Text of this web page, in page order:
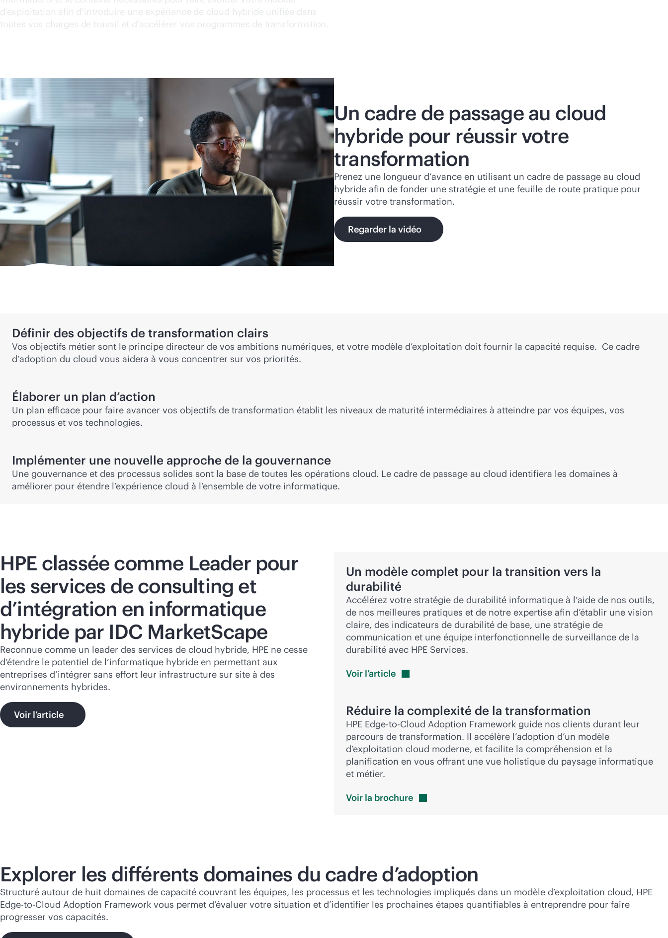
d’exploitation afin d’introduire une expérience de cloud hybride unifiée dans
toutes vos charges de travail et d’accélérer vos programmes de transformation.
Un cadre de passage au cloud
hybride pour réussir votre
transformation
Prenez une longueur d’avance en utilisant un cadre de passage au cloud
hybride afin de fonder une stratégie et une feuille de route pratique pour
réussir votre transformation.
Regarder la vidéo
Définir des objectifs de transformation clairs
Vos objectifs métier sont le principe directeur de vos ambitions numériques, et votre modèle d’exploitation doit fournir la capacité requise. Ce cadre
d’adoption du cloud vous aidera à vous concentrer sur vos priorités.
Élaborer un plan d’action
Un plan efficace pour faire avancer vos objectifs de transformation établit les niveaux de maturité intermédiaires à atteindre par vos équipes, vos
processus et vos technologies.
Implémenter une nouvelle approche de la gouvernance
Une gouvernance et des processus solides sont la base de toutes les opérations cloud. Le cadre de passage au cloud identifiera les domaines à
améliorer pour étendre l’expérience cloud à l’ensemble de votre informatique.
HPE classée comme Leader pour
les services de consulting et
d’intégration en informatique
hybride par IDC MarketScape
Reconnue comme un leader des services de cloud hybride, HPE ne cesse
d’étendre le potentiel de l’informatique hybride en permettant aux
entreprises d’intégrer sans effort leur infrastructure sur site à des
environnements hybrides.
Voir l’article
Un modèle complet pour la transition vers la
durabilité
Accélérez votre stratégie de durabilité informatique à l’aide de nos outils,
de nos meilleures pratiques et de notre expertise afin d’établir une vision
claire, des indicateurs de durabilité de base, une stratégie de
communication et une équipe interfonctionnelle de surveillance de la
durabilité avec HPE Services.
Voir l’article
Réduire la complexité de la transformation
HPE Edge-to-Cloud Adoption Framework guide nos clients durant leur
parcours de transformation. Il accélère l’adoption d’un modèle
d’exploitation cloud moderne, et facilite la compréhension et la
planification en vous offrant une vue holistique du paysage informatique
et métier.
Voir la brochure
Explorer les différents domaines du cadre d’adoption
Structuré autour de huit domaines de capacité couvrant les équipes, les processus et les technologies impliqués dans un modèle d’exploitation cloud, HPE
Edge-to-Cloud Adoption Framework vous permet d’évaluer votre situation et d’identifier les prochaines étapes quantifiables à entreprendre pour faire
progresser vos capacités.